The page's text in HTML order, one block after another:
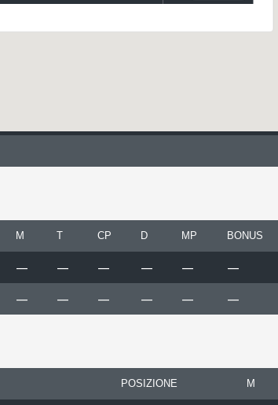
M T CP D MP BONUS
— — — — — —
— — — — — —
POSIZIONE M